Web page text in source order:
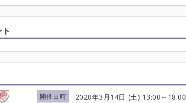
開催日時 2020年3月14日 (土) 13:00 ～18:00